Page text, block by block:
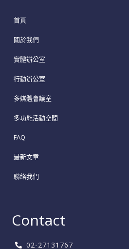
首頁
關於我們
實體辦公室
行動辦公室
多媒體會議室
多功能活動空間
FAQ
最新文章
聯絡我們
Contact
02-27131767